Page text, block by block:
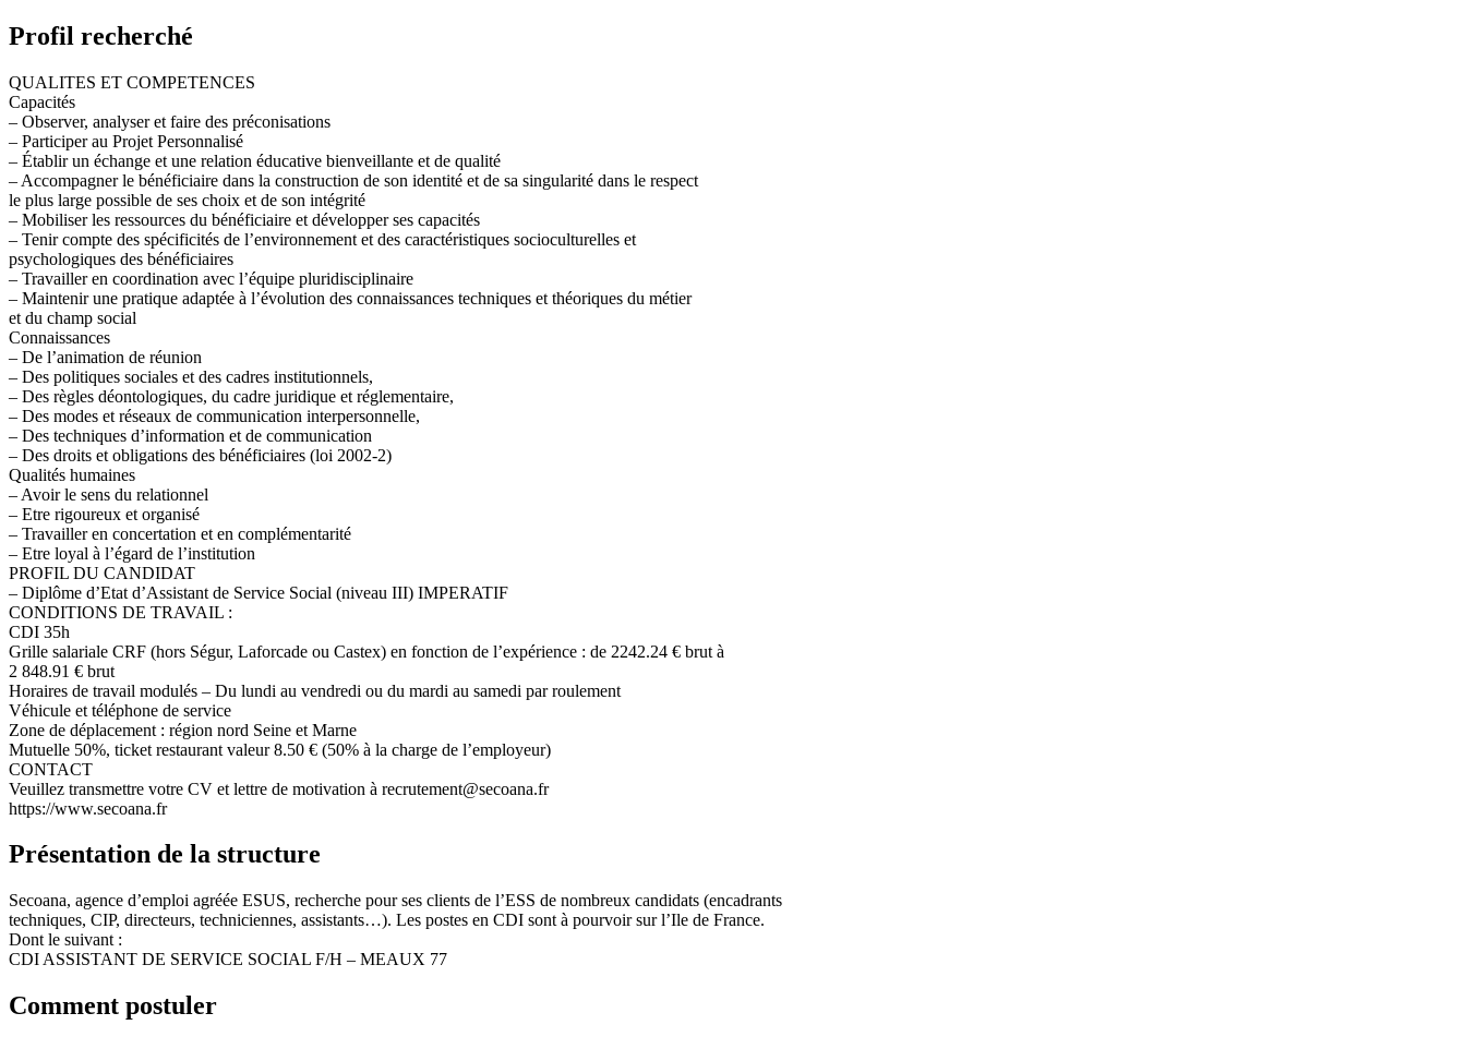
Profil recherché
QUALITES ET COMPETENCES
Capacités
– Observer, analyser et faire des préconisations
– Participer au Projet Personnalisé
– Établir un échange et une relation éducative bienveillante et de qualité
– Accompagner le bénéficiaire dans la construction de son identité et de sa singularité dans le respect
le plus large possible de ses choix et de son intégrité
– Mobiliser les ressources du bénéficiaire et développer ses capacités
– Tenir compte des spécificités de l’environnement et des caractéristiques socioculturelles et
psychologiques des bénéficiaires
– Travailler en coordination avec l’équipe pluridisciplinaire
– Maintenir une pratique adaptée à l’évolution des connaissances techniques et théoriques du métier
et du champ social
Connaissances
– De l’animation de réunion
– Des politiques sociales et des cadres institutionnels,
– Des règles déontologiques, du cadre juridique et réglementaire,
– Des modes et réseaux de communication interpersonnelle,
– Des techniques d’information et de communication
– Des droits et obligations des bénéficiaires (loi 2002-2)
Qualités humaines
– Avoir le sens du relationnel
– Etre rigoureux et organisé
– Travailler en concertation et en complémentarité
– Etre loyal à l’égard de l’institution
PROFIL DU CANDIDAT
– Diplôme d’Etat d’Assistant de Service Social (niveau III) IMPERATIF
CONDITIONS DE TRAVAIL :
CDI 35h
Grille salariale CRF (hors Ségur, Laforcade ou Castex) en fonction de l’expérience : de 2242.24 € brut à
2 848.91 € brut
Horaires de travail modulés – Du lundi au vendredi ou du mardi au samedi par roulement
Véhicule et téléphone de service
Zone de déplacement : région nord Seine et Marne
Mutuelle 50%, ticket restaurant valeur 8.50 € (50% à la charge de l’employeur)
CONTACT
Veuillez transmettre votre CV et lettre de motivation à recrutement@secoana.fr
https://www.secoana.fr
Présentation de la structure
Secoana, agence d’emploi agréée ESUS, recherche pour ses clients de l’ESS de nombreux candidats (encadrants
techniques, CIP, directeurs, techniciennes, assistants…). Les postes en CDI sont à pourvoir sur l’Ile de France.
Dont le suivant :
CDI ASSISTANT DE SERVICE SOCIAL F/H – MEAUX 77
Comment postuler